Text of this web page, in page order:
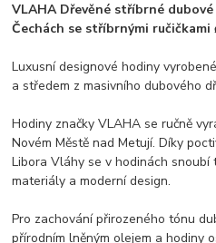
VLAHA Dřevěné stříbrné
Čechách se stříbrnými ručičkami
Luxusní designové hodiny
a středem z masivního dubového
Hodiny značky VLAHA se ručně
Novém Městě nad Metují. Díky
Libora Vláhy se v hodinách snoubí
materiály a moderní design.
Pro zachování přirozeného tónu
přírodním lněným olejem a hodiny